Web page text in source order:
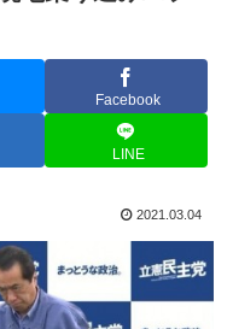
Facebook
LINE
2021.03.04